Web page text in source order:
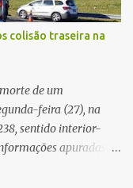
para
realizar o
por algumas
tentou
não obteve
colisão traseira na
de um
feira (27), na
sentido interior-
apuradas no